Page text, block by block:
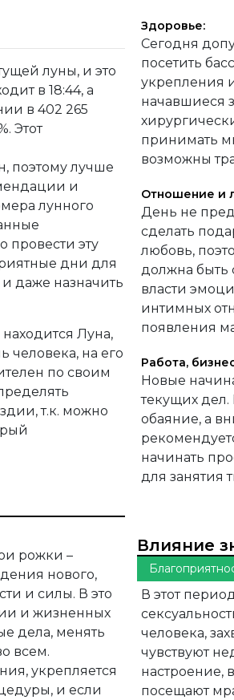
луны, и это
в 18:44, а
в 402 265
Этот
поэтому лучше
и
лунного
эту
дни для
даже назначить
Луна,
человека, на его
по своим
т.к. можно
рожки –
нового,
и силы. В это
и жизненных
дела, менять
всем.
укрепляется
и если
Здоровье:
Сегодня
посетить
укрепления
начавшиеся
принимать
возможны
Отношение и
День не
сделать
любовь,
должна быть
власти
интимных
появления
Работа,
Новые
текущих дел.
обаяние, а
начинать
для занятия
Влияние
В этот
человека,
чувствуют
настроение,
посещают